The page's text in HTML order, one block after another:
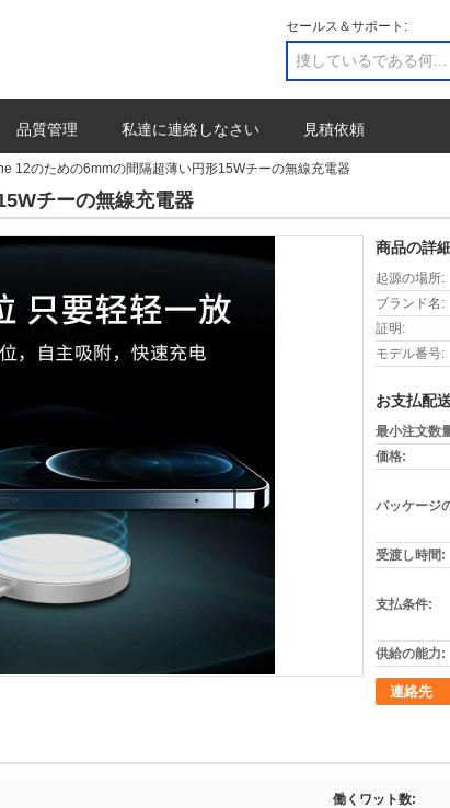
セールス＆サポート:
品質管理 私達に連絡しなさい 見積依頼
12のための6mmの間隔超薄い円形15Wチーの無線充電器
チーの無線充電器
商品の詳
起源の場所:
ブランド名:
証明:
モデル番号:
お支払配
最小注文数
価格:
パッケージ
受渡し時間:
支払条件:
供給の能力:
連絡先
働くワット数: